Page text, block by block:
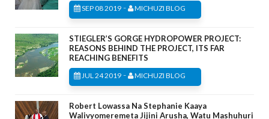
SEP 08 2019 - MICHUZI BLOG
STIEGLER’S GORGE HYDROPOWER PROJECT:
REASONS BEHIND THE PROJECT, ITS FAR
REACHING BENEFITS
JUL 24 2019 - MICHUZI BLOG
Robert Lowassa Na Stephanie Kaaya
Walivyomeremeta Jijini Arusha, Watu Mashuhuri